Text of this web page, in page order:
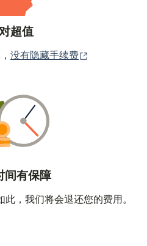
超值
没有隐藏手续费
间有保障
，我们将会退还您的费用。